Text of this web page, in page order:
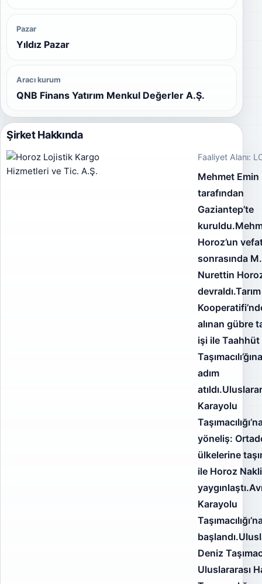
Pazar
Yıldız Pazar
Aracı kurum
QNB Finans Yatırım Menkul Değerler A.Ş.
Şirket Hakkında
Faaliyet Alanı:
Mehmet
tarafından
Gaziantep’te
Horoz’un
sonrasında M.
Nurettin
alınan gübre
işi ile Taahhüt
adım
Karayolu
yöneliş:
ülkelerine
ile Horoz
Karayolu
Deniz
Uluslararası